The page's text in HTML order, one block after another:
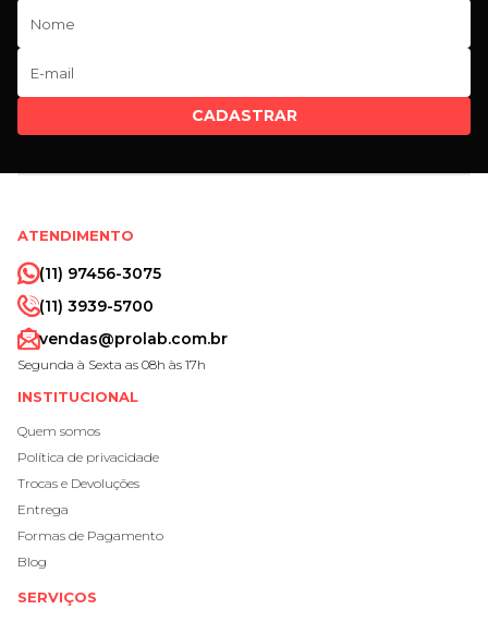
CADASTRAR
ATENDIMENTO
(11) 97456-3075
(11) 3939-5700
vendas@prolab.com.br
Segunda à Sexta as 08h às 17h
INSTITUCIONAL
Quem somos
Política de privacidade
Trocas e Devoluções
Entrega
Formas de Pagamento
Blog
SERVIÇOS